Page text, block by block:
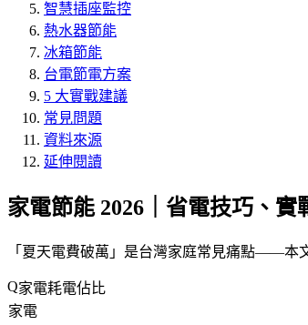
智慧插座監控
熱水器節能
冰箱節能
台電節電方案
5 大實戰建議
常見問題
資料來源
延伸閱讀
家電節能 2026｜省電技巧、實
「 夏天電費破萬 」是台灣家庭常見痛點——本
家電耗電佔比
家電